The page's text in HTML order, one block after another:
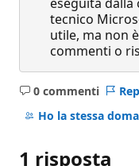
tecnico
utile, ma non
commenti o
0 commenti
Nessun
commento
Ho la stessa
1 risposta